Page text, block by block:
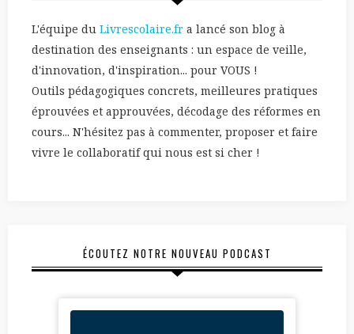
L'équipe du Livrescolaire.fr a lancé son blog à
destination des enseignants : un espace de veille,
d'innovation, d'inspiration... pour VOUS !
Outils pédagogiques concrets, meilleures pratiques
éprouvées et approuvées, décodage des réformes en
cours... N'hésitez pas à commenter, proposer et faire
vivre le collaboratif qui nous est si cher !
ÉCOUTEZ NOTRE NOUVEAU PODCAST